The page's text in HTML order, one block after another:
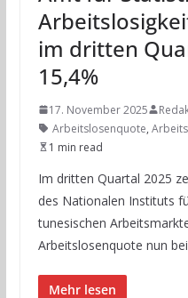
im dritten
15,4%
17. November 2025
Arbeitslosenquote,
1 min read
Im dritten Quartal 2025
des Nationalen Instituts
tunesischen
Arbeitslosenquote nun
Mehr lesen